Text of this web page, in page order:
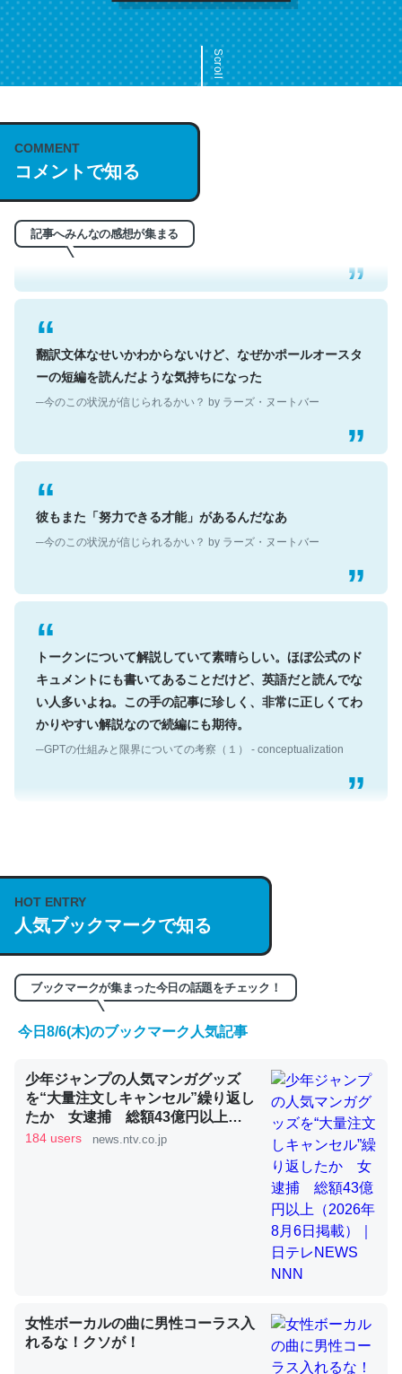
Scroll
COMMENT
コメントで知る
記事へみんなの感想が集まる
これは名文。彼はとてもクレバーなんだろうなと凄く思
う。英語少しでも読める人は原文もお勧め。自分はこの流
れ好き。Let’s Fucking Go. Then Covid hit. Shit.
─今のこの状況が信じられるかい？ by ラーズ・ヌートバー
翻訳文体なせいかわからないけど、なぜかポールオースタ
ーの短編を読んだような気持ちになった
彼もまた「努力できる才能」があるんだなあ
トークンについて解説していて素晴らしい。ほぼ公式のド
キュメントにも書いてあることだけど、英語だと読んでな
い人多いよね。この手の記事に珍しく、非常に正しくてわ
かりやすい解説なので続編にも期待。
説してる記事が少ないので貴重な良記事。/続編来た
https://isobe324649.hatenablog.com/entry/2023/03/27
/064121
─GPTの仕組みと限界についての考察（１） - conceptualization
くらい。小説でいう「ずっと前の伏線」は回収されないけ
ど、短期記憶というには多い分量。進化すればするほど分
─GPTの仕組みと限界についての考察（１） - conceptualization
昆虫ってカルシウム少ないのか。知らんかった。調べたら
─ニュース :: 【研究発表】昆虫学の大問題＝「昆虫はなぜ海にいな
いのか」に関する新仮説
HOT ENTRY
人気ブックマークで知る
ブックマークが集まった今日の話題をチェック！
今日8/6(木)のブックマーク人気記事
少年ジャンプの人気マンガグッズ
を“大量注文しキャンセル”繰り返し
たか 女逮捕 総額43億円以上
（2026年8月6日掲載）｜日テレ
184 users news.ntv.co.jp
女性ボーカルの曲に男性コーラス入
れるな！クソが！